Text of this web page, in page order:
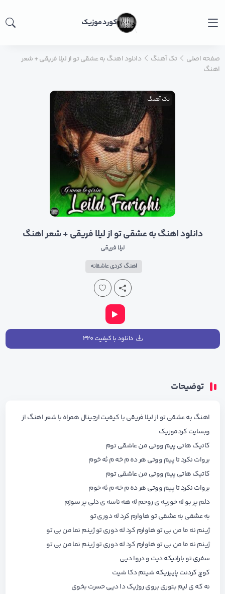
کورد موزیک
صفحه اصلی تک آهنگ
دانلود اهنگ به عشقی تو از لیلا فریقی + شعر
اهنگ
تک آهنگ
دانلود اهنگ به عشقی تو از لیلا فریقی + شعر اهنگ
لیلا فریقی
اهنگ کردی عاشقانه
دانلود با کیفیت ۳۲۰
توضیحات
اهنگ به عشقی تو از لیلا فریقی با کیفیت ارجینال همراه با شعر اهنگ از
وبسایت کردموزیک
کاتیک هاتی پیم ووتی من عاشقی توم
بروات نکرد تا پیم ووتی هر ده م خه م ئه خوم
کاتیک هاتی پیم ووتی من عاشقی توم
بروات نکرد تا پیم ووتی هر ده م خه م ئه خوم
دلم پر بو له خورپه ی روحم له هه ناسه ی دلی پر سوزم
به عشقی به عشقی تو هاوارم کرد له دوری تو
ژینم نه ما من بی تو هاوارم کرد له دوری تو ژینم نما من بی تو
ژینم نه ما من بی تو هاوارم کرد له دوری تو ژینم نما من بی تو
سفری تو بارانیکه دیت و دروا دیی
کوچ کردنت پاییزیکه شیتم دکا شیت
نه که ی لیم بتوری بروی روژیک دا دیی حسرت بخوی